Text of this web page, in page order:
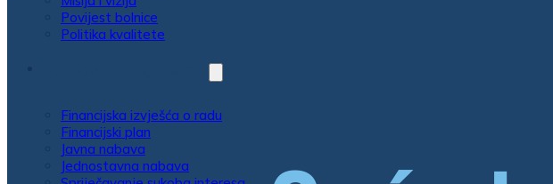
Povijest bolnice
Politika kvalitete
Financijska izvješća o radu
Financijski plan
Javna nabava
Jednostavna nabava